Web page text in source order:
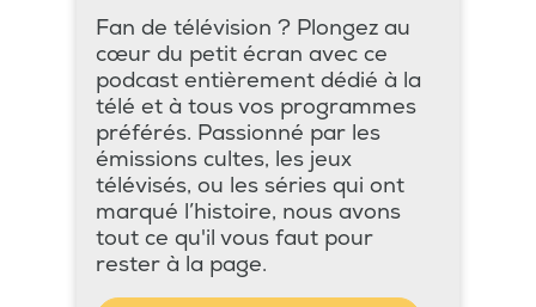
Fan de télévision ? Plongez au
cœur du petit écran avec ce
podcast entièrement dédié à la
télé et à tous vos programmes
préférés. Passionné par les
émissions cultes, les jeux
télévisés, ou les séries qui ont
marqué l’histoire, nous avons
tout ce qu'il vous faut pour
rester à la page.